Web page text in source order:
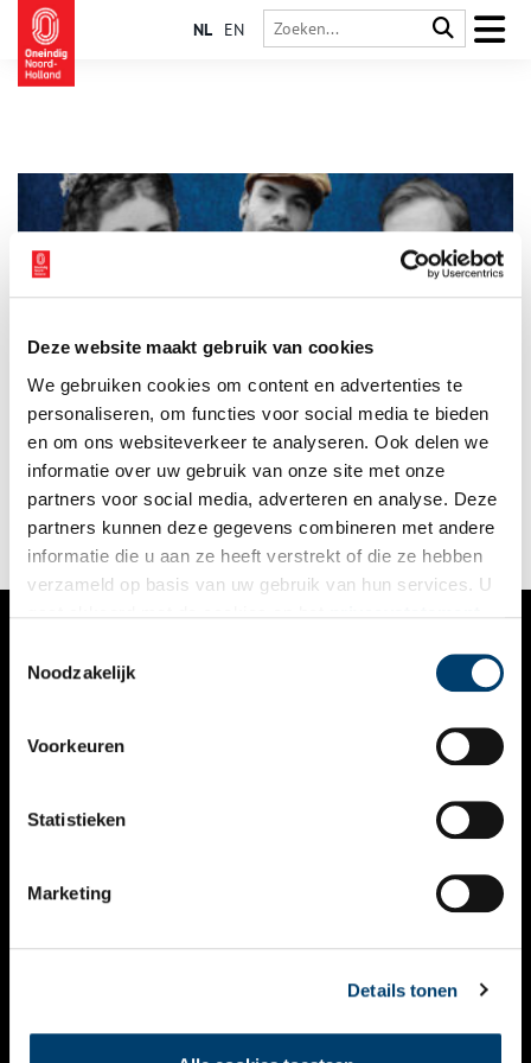
Deze website maakt gebruik van cookies
We gebruiken cookies om content en advertenties te
personaliseren, om functies voor social media te bieden
en om ons websiteverkeer te analyseren. Ook delen we
informatie over uw gebruik van onze site met onze
partners voor social media, adverteren en analyse. Deze
partners kunnen deze gegevens combineren met andere
informatie die u aan ze heeft verstrekt of die ze hebben
verzameld op basis van uw gebruik van hun services. U
Noodzakelijk
Voorkeuren
Statistieken
Marketing
Details tonen
NL EN
Op het eerste gezicht hebben Keizerin Sisi, Toon Hermans en
Alain Clark weinig gemeen. Wat ze wel gemeen hebben is hun
band met Zandvoort, zo blijkt uit de nieuwe tentoonstelling
‘Beroemd Zandvoort’ in het Zandvoorts Museum.
VERHALEN
KALENDER
THEMA’S
VIDEO’S
CONTACT